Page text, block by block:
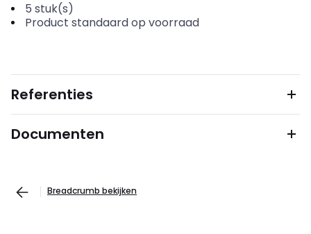
5 stuk(s)
Product standaard op voorraad
Referenties
Documenten
Breadcrumb bekijken